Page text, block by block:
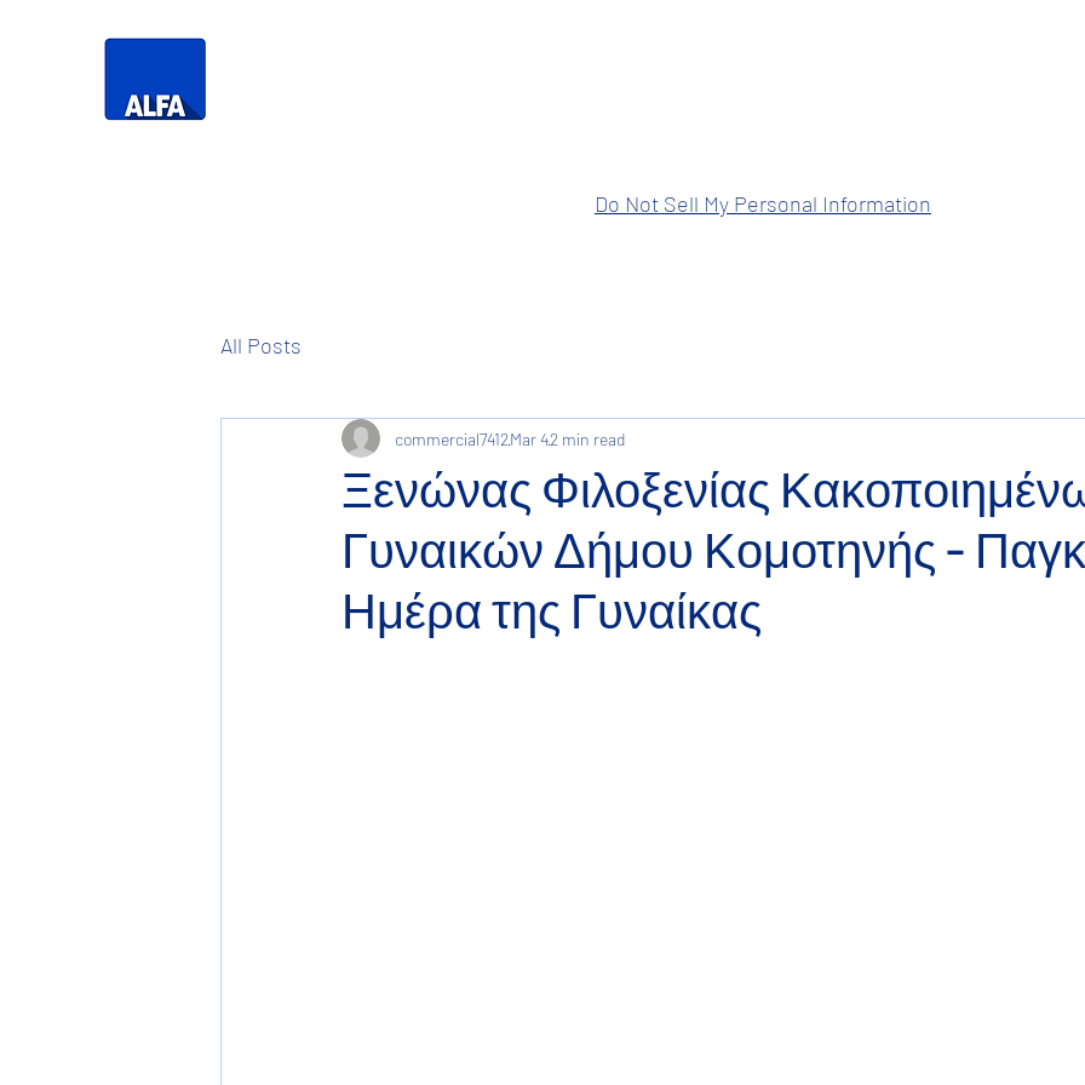
Do Not Sell My Personal Information
All Posts
Ξενώνας Φιλοξενίας
Γυναικών Δήμου Κομοτηνής -
Ημέρα της Γυναίκας
commercial7412Mar 42 min read